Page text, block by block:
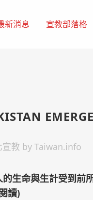
新消息 宣教部落格
宣教 by Taiwan.info
的生命與生計受到前
讀)